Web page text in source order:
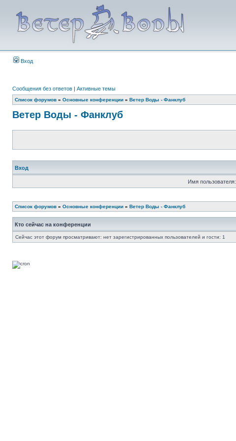
Вход
Сообщения без ответов | Активные темы
Список форумов » Основные конференции » Ветер Воды - Фанклуб
Ветер Воды - Фанклуб
Вход
Имя пользователя:
Список форумов » Основные конференции » Ветер Воды - Фанклуб
Кто сейчас на конференции
Сейчас этот форум просматривают: нет зарегистрированных пользователей и гости: 1